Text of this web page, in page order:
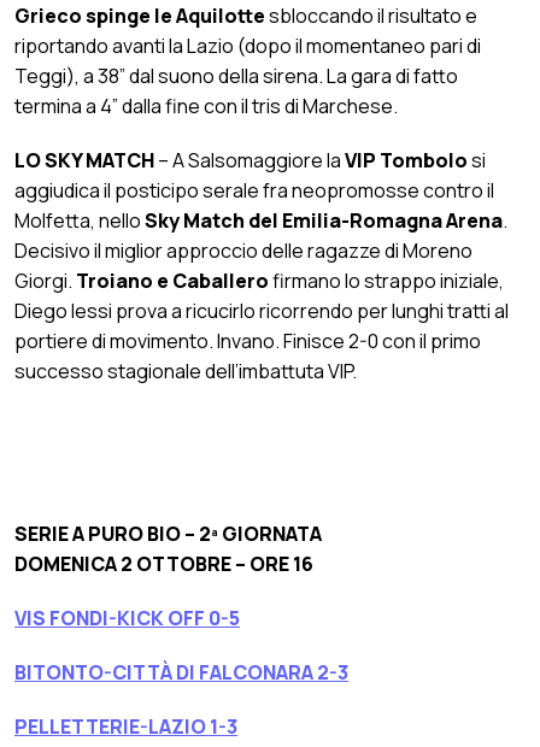
Grieco spinge le Aquilottesbloccando il risultato e
riportando avanti la Lazio (dopo il momentaneo pari di
Teggi), a 38” dal suono della sirena. La gara di fatto
termina a 4” dalla fine con il tris di Marchese.
LO SKY MATCH– A Salsomaggiore laVIP Tombolosi
aggiudica il posticipo serale fra neopromosse contro il
Molfetta, nelloSky Match del Emilia-Romagna Arena.
Decisivo il miglior approccio delle ragazze di Moreno
Giorgi. Troiano e Caballerofirmano lo strappo iniziale,
Diego Iessi prova a ricucirlo ricorrendo per lunghi tratti al
portiere di movimento. Invano. Finisce 2-0 con il primo
successo stagionale dell’imbattuta VIP.
SERIE A PURO BIO – 2ª GIORNATA
DOMENICA 2 OTTOBRE – ORE 16
VIS FONDI-KICK OFF 0-5
BITONTO-CITTÀ DI FALCONARA 2-3
PELLETTERIE-LAZIO 1-3